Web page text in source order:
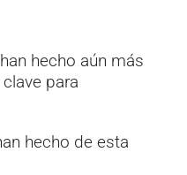
hecho aún más
para
hecho de esta